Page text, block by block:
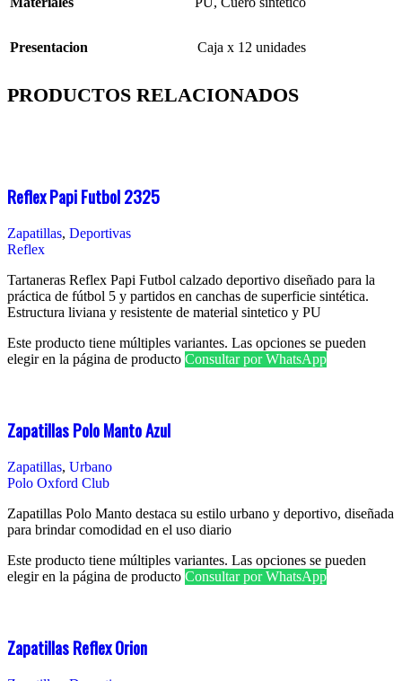
Presentacion Caja x 12 unidades
PRODUCTOS RELACIONADOS
Reflex Papi Futbol 2325
Zapatillas, Deportivas
Reflex
Tartaneras Reflex Papi Futbol calzado deportivo diseñado para la
práctica de fútbol 5 y partidos en canchas de superficie sintética.
Estructura liviana y resistente de material sintetico y PU
Este producto tiene múltiples variantes. Las opciones se pueden
elegir en la página de producto Consultar por WhatsApp
Zapatillas Polo Manto Azul
Zapatillas, Urbano
Polo Oxford Club
Zapatillas Polo Manto destaca su estilo urbano y deportivo, diseñada
para brindar comodidad en el uso diario
Este producto tiene múltiples variantes. Las opciones se pueden
elegir en la página de producto Consultar por WhatsApp
Zapatillas Reflex Orion